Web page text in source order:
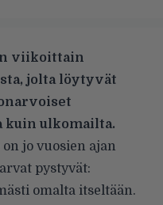
viikoittain
jolta löytyvät
kuin ulkomailta.
on jo vuosien ajan
pystyvät:
omalta itseltään.